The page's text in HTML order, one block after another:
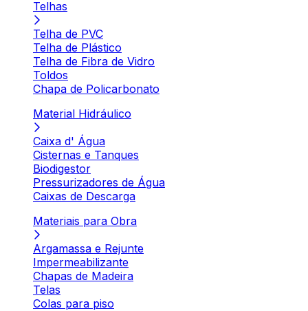
Telhas
Telha de PVC
Telha de Plástico
Telha de Fibra de Vidro
Toldos
Chapa de Policarbonato
Material Hidráulico
Caixa d' Água
Cisternas e Tanques
Biodigestor
Pressurizadores de Água
Caixas de Descarga
Materiais para Obra
Argamassa e Rejunte
Impermeabilizante
Chapas de Madeira
Telas
Colas para piso